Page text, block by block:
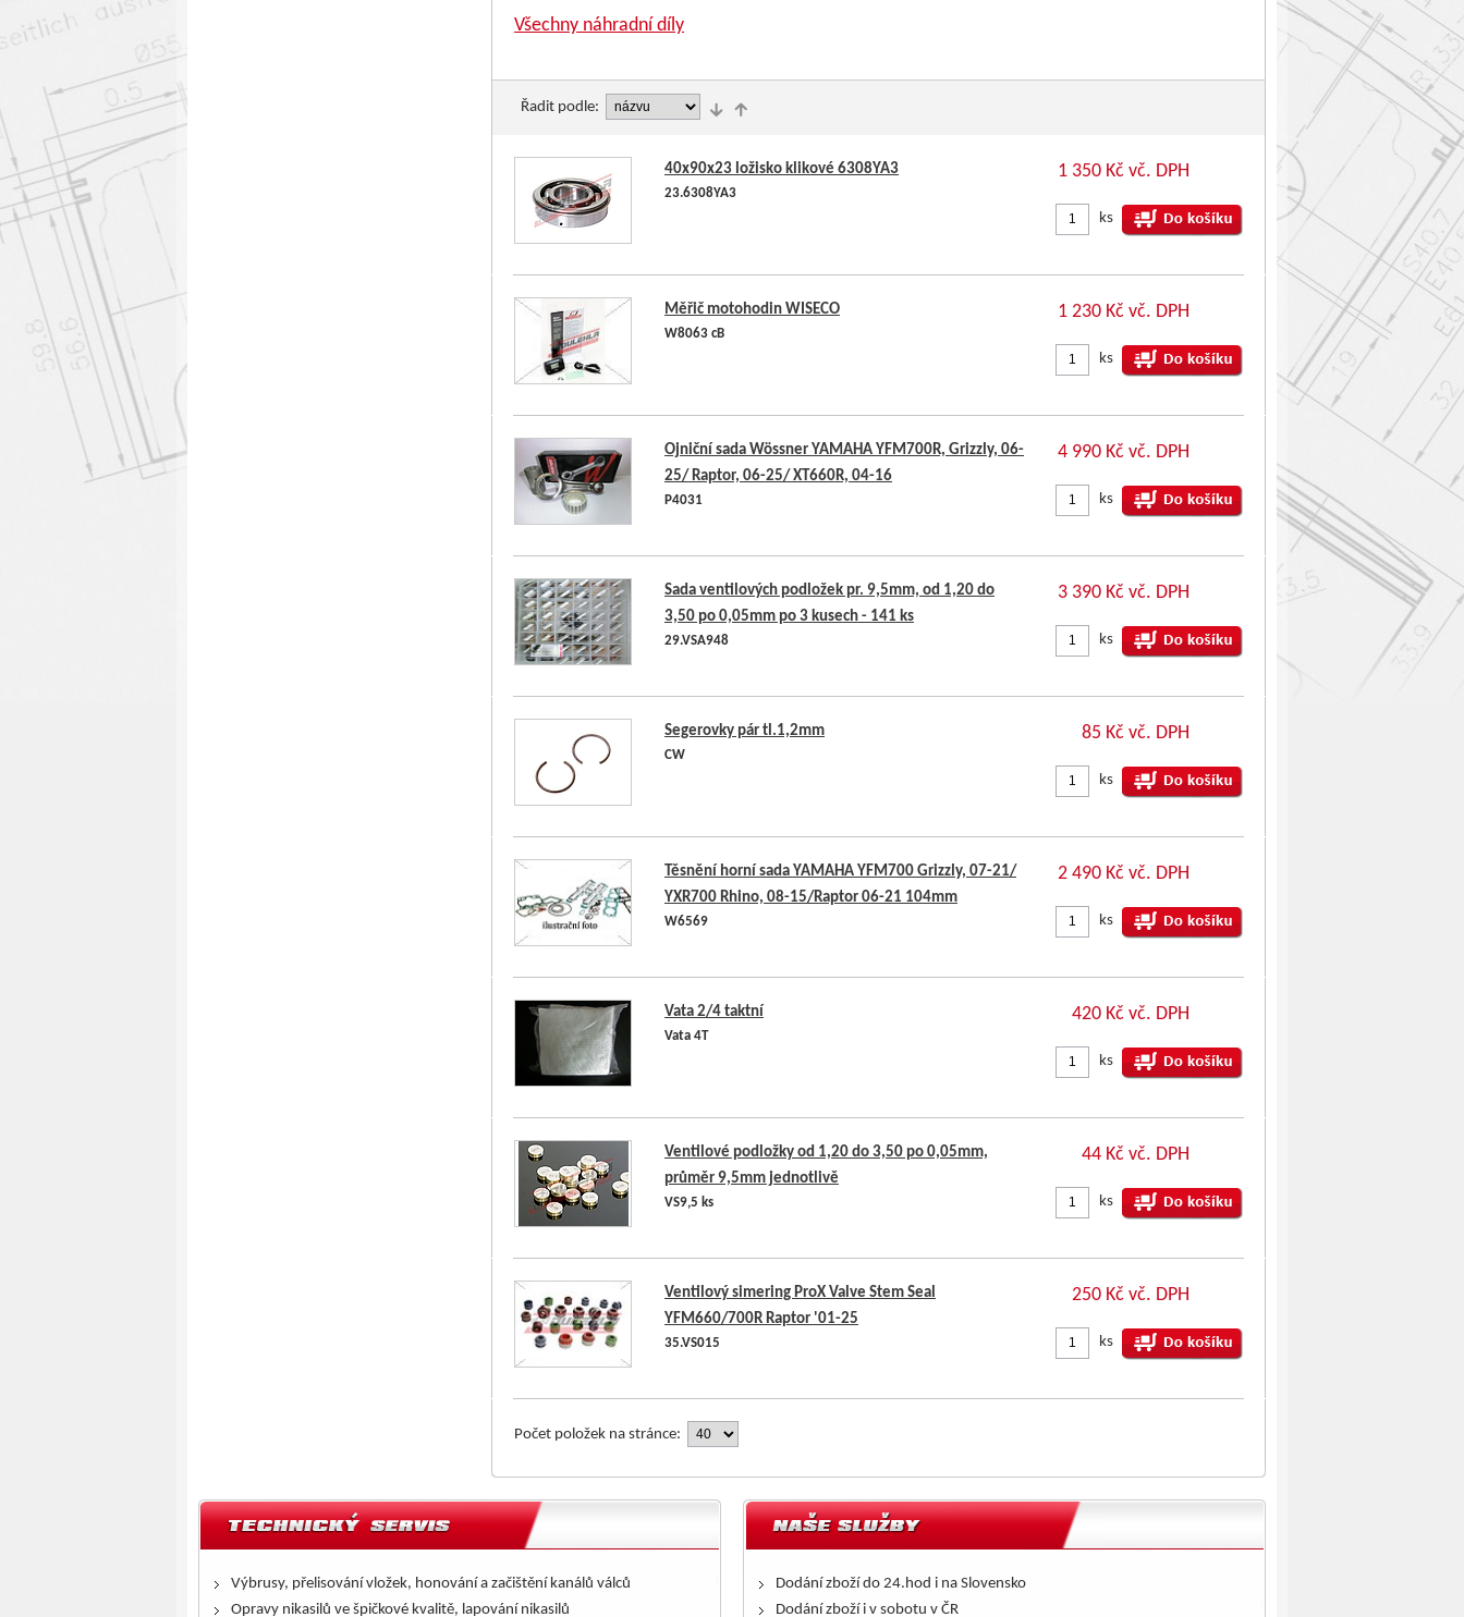
Všechny náhradní díly
Řadit podle:
40x90x23 ložisko klikové 6308YA3
23.6308YA3
1 350 Kč vč. DPH
ks
Měřič motohodin WISECO
W8063 cB
1 230 Kč vč. DPH
ks
Ojniční sada Wössner YAMAHA YFM700R, Grizzly, 06-
25/ Raptor, 06-25/ XT660R, 04-16
P4031
4 990 Kč vč. DPH
ks
Sada ventilových podložek pr. 9,5mm, od 1,20 do
3,50 po 0,05mm po 3 kusech - 141 ks
29.VSA948
3 390 Kč vč. DPH
ks
Segerovky pár tl.1,2mm
CW
85 Kč vč. DPH
ks
Těsnění horní sada YAMAHA YFM700 Grizzly, 07-21/
YXR700 Rhino, 08-15/Raptor 06-21 104mm
W6569
2 490 Kč vč. DPH
ks
Vata 2/4 taktní
Vata 4T
420 Kč vč. DPH
ks
Ventilové podložky od 1,20 do 3,50 po 0,05mm,
průměr 9,5mm jednotlivě
VS9,5 ks
44 Kč vč. DPH
ks
Ventilový simering ProX Valve Stem Seal
YFM660/700R Raptor '01-25
35.VS015
250 Kč vč. DPH
ks
Počet položek na stránce:
Výbrusy, přelisování vložek, honování a začištění kanálů válců
Opravy nikasilů ve špičkové kvalitě, lapování nikasilů
Dodání zboží do 24.hod i na Slovensko
Dodání zboží i v sobotu v ČR